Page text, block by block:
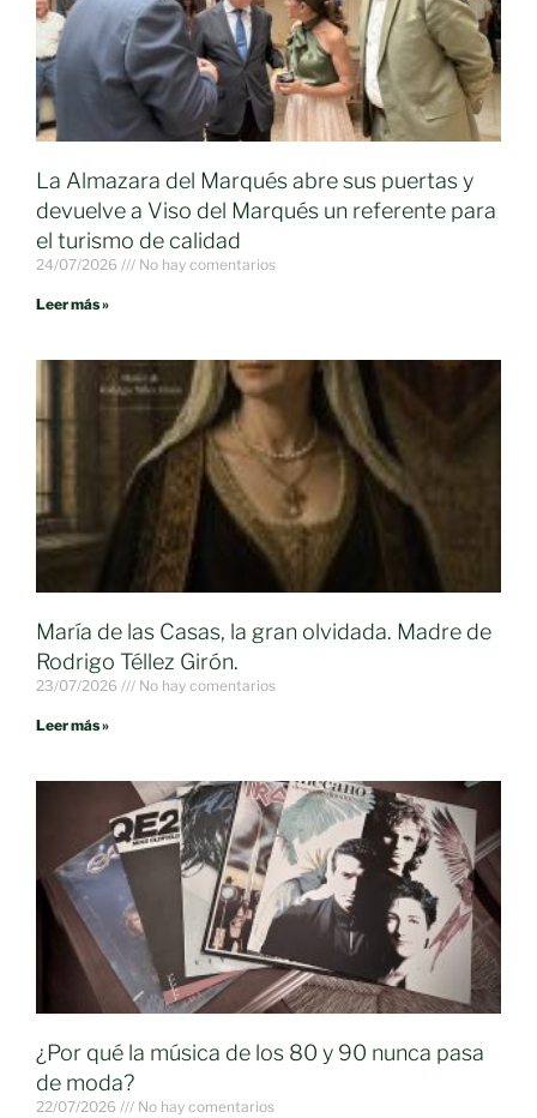
La Almazara del Marqués abre sus puertas y
devuelve a Viso del Marqués un referente para
el turismo de calidad
24/07/2026 No hay comentarios
Leer más »
María de las Casas, la gran olvidada. Madre de
Rodrigo Téllez Girón.
23/07/2026 No hay comentarios
Leer más »
¿Por qué la música de los 80 y 90 nunca pasa
de moda?
22/07/2026 No hay comentarios